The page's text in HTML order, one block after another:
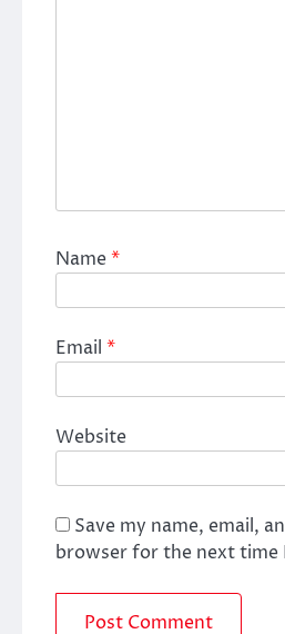
Name*
Email *
Website
Save my name, email,
browser for the next time